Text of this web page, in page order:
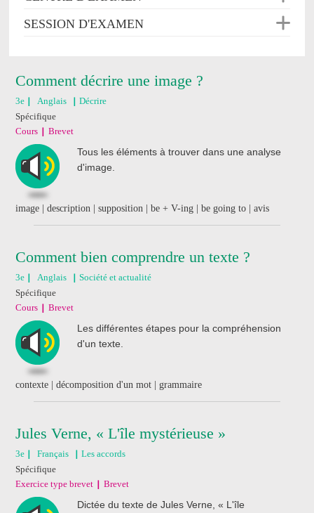
SESSION D'EXAMEN
Comment décrire une image ?
3e Anglais
Décrire
Spécifique
Cours
Brevet
Tous les éléments à trouver dans une analyse
d'image.
image | description | supposition | be + V-ing | be going to | avis
Comment bien comprendre un texte ?
3e Anglais
Société et actualité
Spécifique
Cours
Brevet
Les différentes étapes pour la compréhension
d'un texte.
contexte | décomposition d'un mot | grammaire
Jules Verne, « L'île mystérieuse »
3e Français
Les accords
Spécifique
Exercice type brevet
Brevet
Dictée du texte de Jules Verne, « L'île